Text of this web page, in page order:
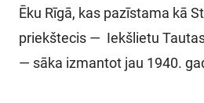
Ēku Rīgā, kas pazīstama kā
priekštecis — Iekšlietu
— sāka izmantot jau 1940.